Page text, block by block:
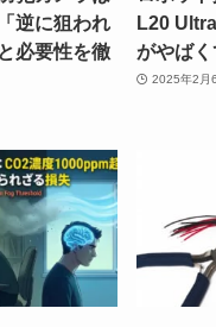
逆に狙われ
必要性を徹
L20
がやば
2025年2月